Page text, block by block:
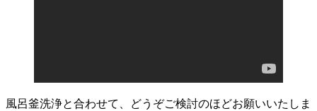
風呂釜洗浄と合わせて、どうぞご検討のほどお願いいたしま